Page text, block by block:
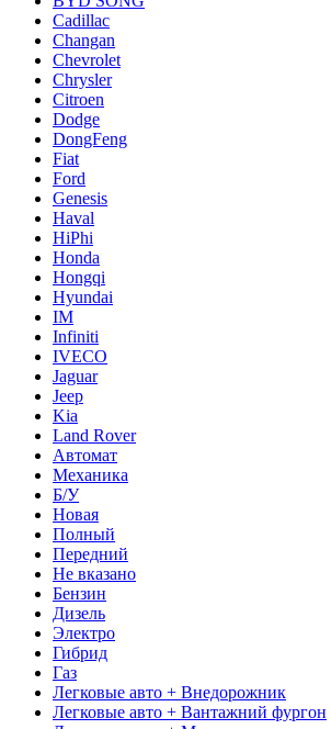
Cadillac
Changan
Chevrolet
Chrysler
Citroen
Dodge
DongFeng
Fiat
Ford
Genesis
Haval
HiPhi
Honda
Hongqi
Hyundai
IM
Infiniti
IVECO
Jaguar
Jeep
Kia
Land Rover
Автомат
Механика
Б/У
Новая
Полный
Передний
Не вказано
Бензин
Дизель
Электро
Гибрид
Газ
Легковые авто + Внедорожник
Легковые авто + Вантажний фургон